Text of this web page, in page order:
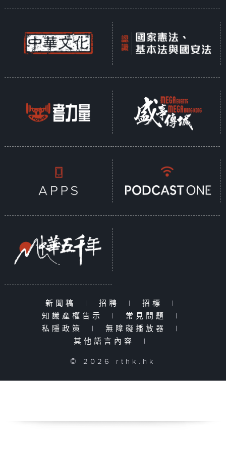
新聞稿 | 招聘 | 招標
|
知識產權告示
| 常見問題
|
私隱政策
| 無障礙播放器
|
其他語言內容
|
© 2026 rthk.hk